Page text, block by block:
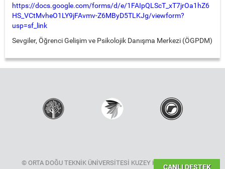
https://docs.google.com/forms/d/e/1FAIpQLScT_xT7jrOa1hZ6
HS_VCtMvheO1LY9jFAvmv-Z6MByD5TLKJg/viewform?
usp=sf_link
Sevgiler, Öğrenci Gelişim ve Psikolojik Danışma Merkezi (ÖGPDM)
CANLI DESTEK
© ORTA DOĞU TEKNİK ÜNİVERSİTESİ KUZEY KIBRIS KAMPÜSÜ